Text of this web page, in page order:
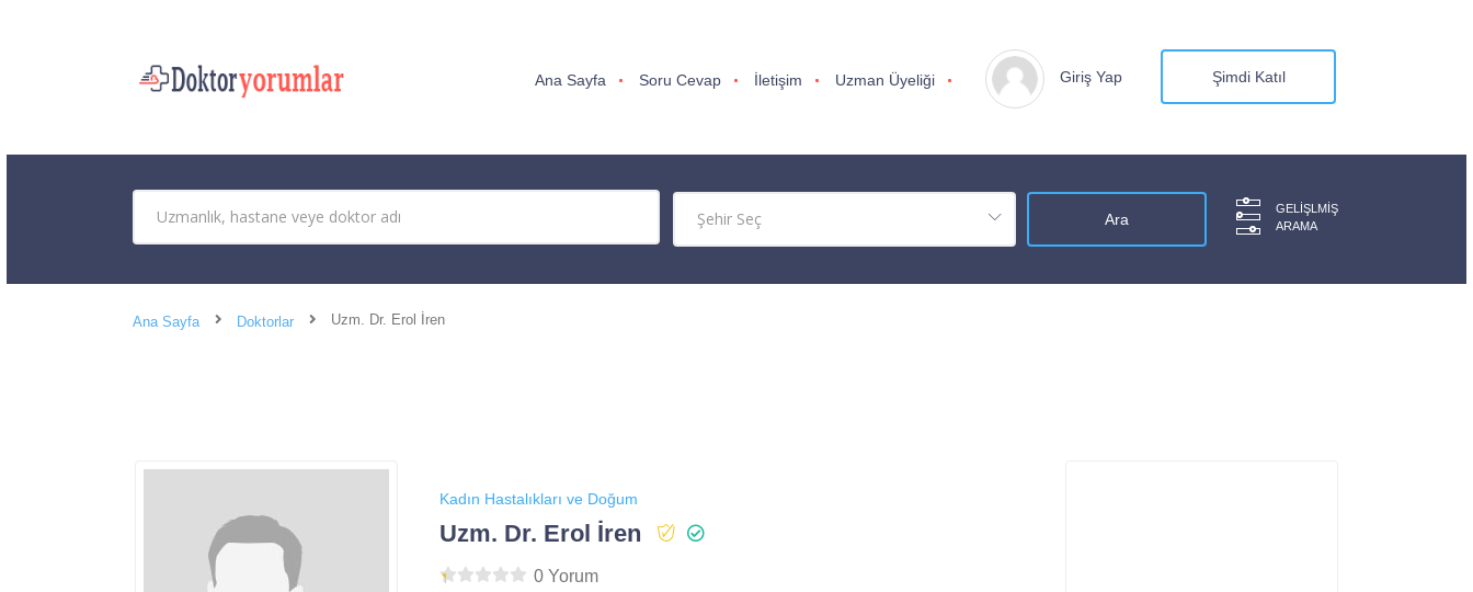
Ana Sayfa Soru Cevap İletişim Uzman Üyeliği Giriş Yap Şimdi Katıl
GELIŞLMIŞ
ARAMA
Ana Sayfa Doktorlar Uzm. Dr. Erol İren
Kadın Hastalıkları ve Doğum
Uzm. Dr. Erol İren
0 Yorum